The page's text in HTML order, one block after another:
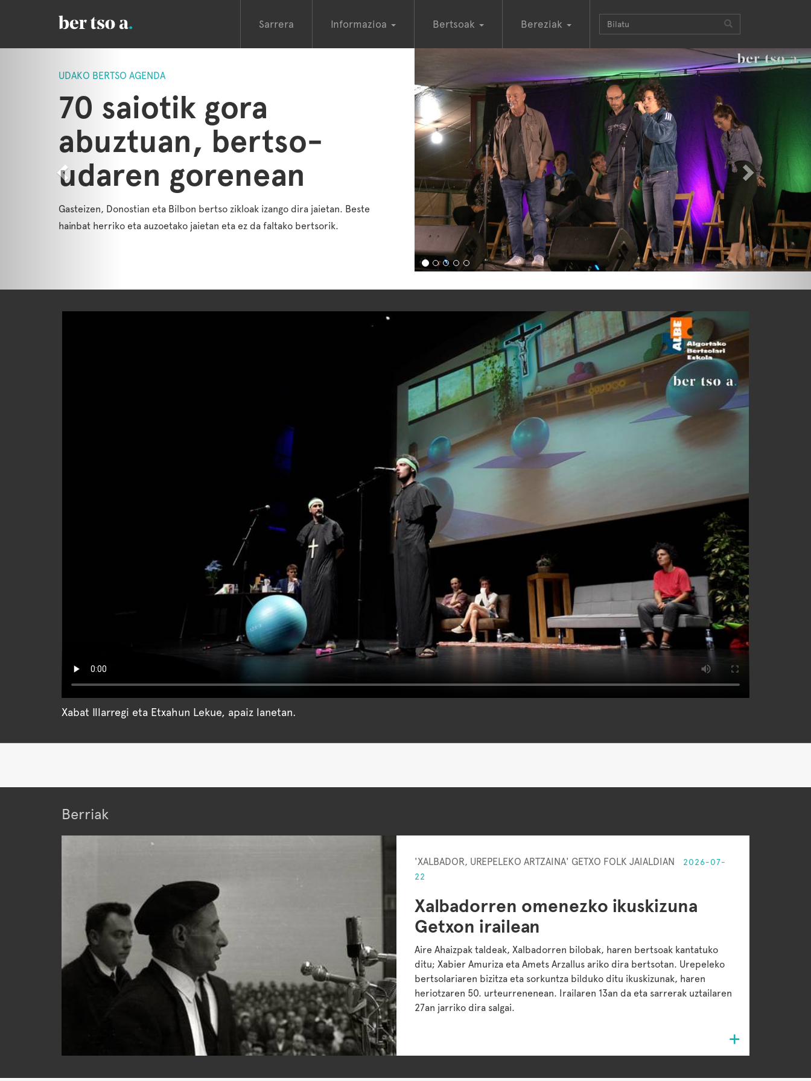
Sarrera Informazioa Bertsoak Bereziak
UDAKO BERTSO AGENDA
70 saiotik gora
abuztuan, bertso-
udaren gorenean
Gasteizen, Donostian eta Bilbon bertso zikloak izango dira jaietan. Beste
hainbat herriko eta auzoetako jaietan eta ez da faltako bertsorik.
Next
Xabat Illarregi eta Etxahun Lekue, apaiz lanetan.
Berriak
'XALBADOR, UREPELEKO ARTZAINA' GETXO FOLK JAIALDIAN
2026-07-
22
Xalbadorren omenezko ikuskizuna
Getxon irailean
Aire Ahaizpak taldeak, Xalbadorren bilobak, haren bertsoak kantatuko
ditu; Xabier Amuriza eta Amets Arzallus ariko dira bertsotan. Urepeleko
bertsolariaren bizitza eta sorkuntza bilduko ditu ikuskizunak, haren
heriotzaren 50. urteurrenenean. Irailaren 13an da eta sarrerak uztailaren
27an jarriko dira salgai.